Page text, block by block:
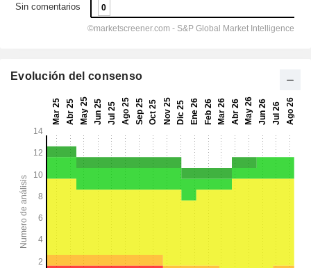
Evolución del consenso